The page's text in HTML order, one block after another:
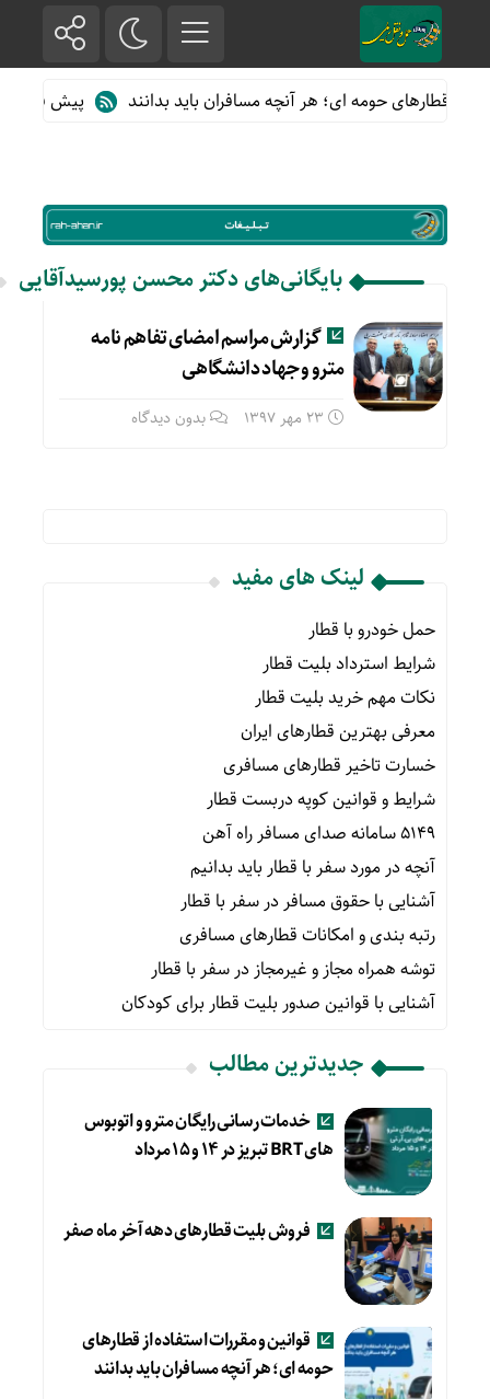
از قطارهای حومه ای؛ هر آنچه مسافران باید بدانند پیش فروش
بایگانی‌های دکتر محسن پورسیدآقایی
گزارش مراسم امضای تفاهم نامه
مترو و جهاد دانشگاهی
23 مهر 1397 بدون دیدگاه
لینک های مفید
حمل خودرو با قطار
شرایط استرداد بلیت قطار
نکات مهم خرید بلیت قطار
معرفی بهترین قطارهای ایران
خسارت تاخیر قطارهای مسافری
شرایط و قوانین کوپه دربست قطار
۵۱۴۹ سامانه صدای مسافر راه آهن
آنچه در مورد سفر با قطار باید بدانیم
آشنایی با حقوق مسافر در سفر با قطار
رتبه بندی و امکانات قطارهای مسافری
توشه همراه مجاز و غیرمجاز در سفر با قطار
آشنایی با قوانین صدور بلیت قطار برای کودکان
جدیدترین مطالب
خدمات رسانی رایگان مترو و اتوبوس
های BRT تبریز در ۱۴ و ۱۵ مرداد
فروش بلیت قطارهای دهه آخر ماه صفر
قوانین و مقررات استفاده از قطارهای
حومه ای؛ هر آنچه مسافران باید بدانند